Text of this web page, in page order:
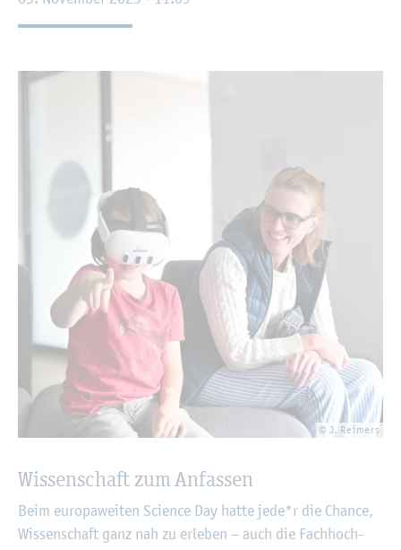
© J. Rei­mers
Wis­sen­schaft zum An­fas­sen
Beim eu­ro­pa­wei­ten Sci­ence Day hatte jede*r die Chan­ce,
Wis­sen­schaft ganz nah zu er­le­ben – auch die Fach­hoch­